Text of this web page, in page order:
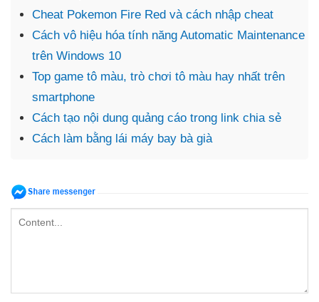
Cheat Pokemon Fire Red và cách nhập cheat
Cách vô hiệu hóa tính năng Automatic Maintenance
trên Windows 10
Top game tô màu, trò chơi tô màu hay nhất trên
smartphone
Cách tạo nội dung quảng cáo trong link chia sẻ
Cách làm bằng lái máy bay bà già